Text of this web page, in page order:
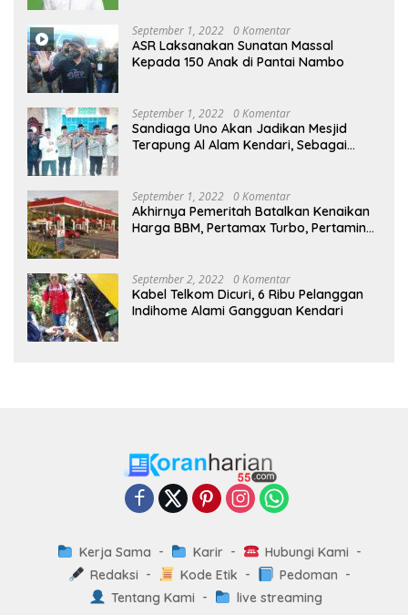
September 1, 2022 0 Komentar
ASR Laksanakan Sunatan Massal
Kepada 150 Anak di Pantai Nambo
September 1, 2022 0 Komentar
Sandiaga Uno Akan Jadikan Mesjid
Terapung Al Alam Kendari, Sebagai
September 1, 2022 0 Komentar
Akhirnya Pemeritah Batalkan Kenaikan
Harga BBM, Pertamax Turbo, Pertamina
September 2, 2022 0 Komentar
Kabel Telkom Dicuri, 6 Ribu Pelanggan
Indihome Alami Gangguan Kendari
Kerja Sama Karir
Hubungi Kami
Redaksi
Kode Etik
Pedoman
Tentang Kami
live streaming